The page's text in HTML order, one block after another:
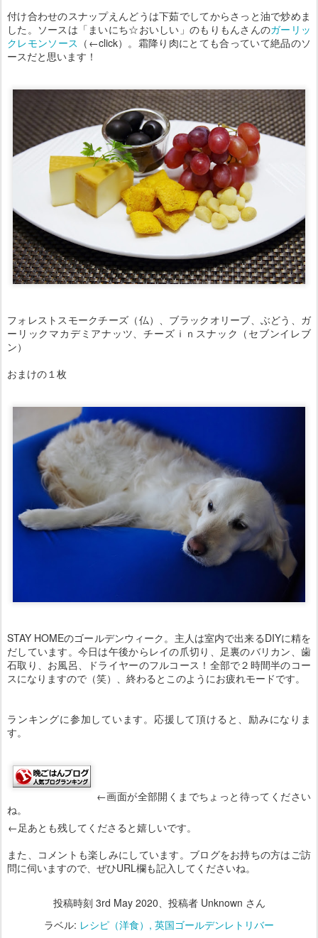
付け合わせのスナップえんどうは下茹でしてからさっと油で炒めま
した。ソースは「まいにち☆おいしい」のもりもんさんのガーリッ
クレモンソース （←click）。霜降り肉にとても合っていて絶品のソ
ースだと思います！
フォレストスモークチーズ（仏）、ブラックオリーブ、ぶどう、ガ
ーリックマカデミアナッツ、チーズｉｎスナック（セブンイレブ
ン）
おまけの１枚
STAY HOMEのゴールデンウィーク。主人は室内で出来るDIYに精を
だしています。今日は午後からレイの爪切り、足裏のバリカン、歯
石取り、お風呂、ドライヤーのフルコース！全部で２時間半のコー
スになりますので（笑）、終わるとこのようにお疲れモードです。
ランキングに参加しています。応援して頂けると、励みになりま
す。
←画面が全部開くまでちょっと待ってください
ね。
←足あとも残してくださると嬉しいです。
また、コメントも楽しみにしています。ブログをお持ちの方はご訪
問に伺いますので、ぜひURL欄も記入してくださいね。
投稿時刻 3rd May 2020 、投稿者 Unknown さん
ラベル: レシピ（洋食） 英国ゴールデンレトリバー